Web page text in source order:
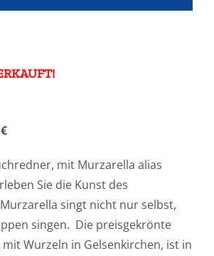
mit Murzarella alias
Sie die Kunst des
singt nicht nur selbst,
singen. Die preisgekrönte
Wurzeln in Gelsenkirchen, ist in